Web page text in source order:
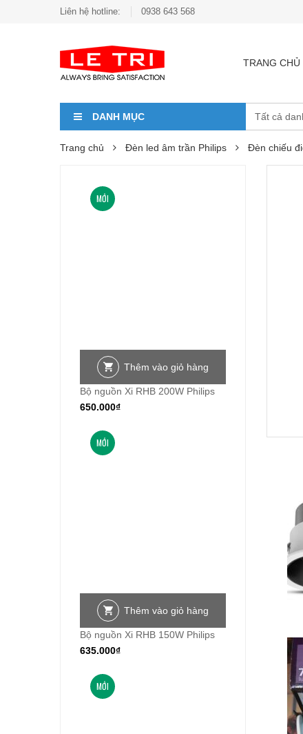
Liên hệ hotline: 0938 643 568
TRANG CHỦ
DANH MỤC
Trang chủ Đèn led âm trần Philips Đèn chiếu
MỚI
Thêm vào giỏ hàng
Bộ nguồn Xi RHB 200W Philips
650.000₫
MỚI
Thêm vào giỏ hàng
Bộ nguồn Xi RHB 150W Philips
635.000₫
MỚI